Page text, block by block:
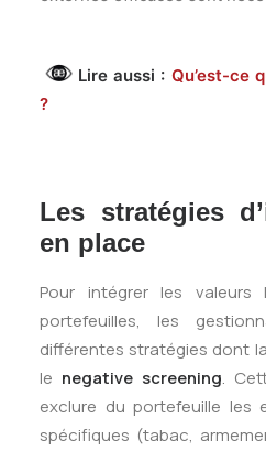
Lire aussi : Qu’est-ce
?
Les stratégies
en place
Pour intégrer les valeurs
portefeuilles, les
différentes stratégies dont
le negative screening.
exclure du portefeuille les
spécifiques (tabac,